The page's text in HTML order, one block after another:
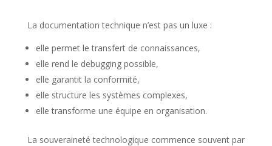
La documentation technique n’est pas un luxe :
elle permet le transfert de connaissances,
elle rend le debugging possible,
elle garantit la conformité,
elle structure les systèmes complexes,
elle transforme une équipe en organisation.
La souveraineté technologique commence souvent par